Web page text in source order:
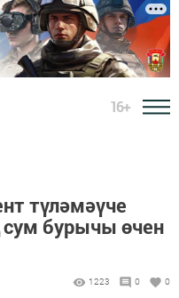
16+
түләмәүче
бурычы өчен
1223 0 0